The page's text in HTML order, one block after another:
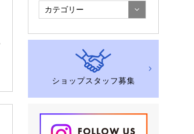
カテゴリー
ショップスタッフ募集